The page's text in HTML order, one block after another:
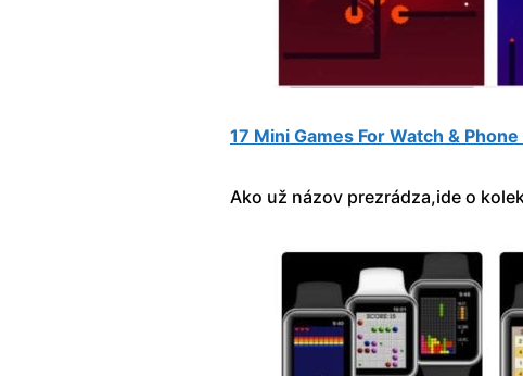
17 Mini Games For Watch &
Ako už názov prezrádza,ide o